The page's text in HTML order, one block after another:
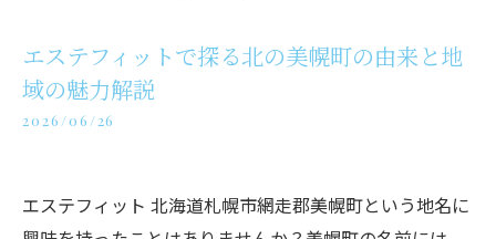
エステフィットで探る北の美幌町の由来と地
域の魅力解説
2026/06/26
エステフィット 北海道札幌市網走郡美幌町という地名に